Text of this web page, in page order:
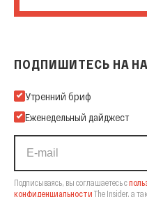
ПОДПИШИТЕСЬ НА
Подпишитесь на нашу Email-
Утренний бриф
Еженедельный дайджест
Подписываясь, вы соглашаетесь с
конфиденциальности The Insider, а